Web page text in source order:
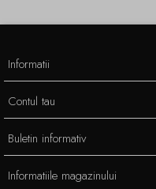
Informatiile magazinului
Informatii
Contul tau
Buletin informativ